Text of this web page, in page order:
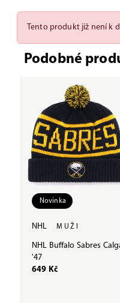
Tento produkt již není k
Podobné
Novinka
NHL MUŽI
NHL Buffalo Sabres
'47
649 Kč